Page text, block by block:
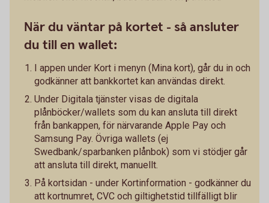
När du väntar på kortet - så ansluter
du till en wallet:
I appen under Kort i menyn (Mina kort), går du in och
godkänner att bankkortet kan användas direkt.
Under Digitala tjänster visas de digitala
plånböcker/wallets som du kan ansluta till direkt
från bankappen, för närvarande Apple Pay och
Samsung Pay. Övriga wallets (ej
Swedbank/sparbanken plånbok) som vi stödjer går
att ansluta till direkt, manuellt.
På kortsidan - under Kortinformation - godkänner du
att kortnumret, CVC och giltighetstid tillfälligt blir